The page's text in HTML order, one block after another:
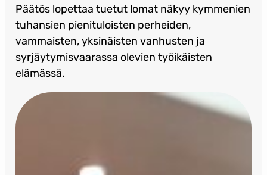
Päätös lopettaa tuetut lomat näkyy kymmenien
tuhansien pienituloisten perheiden,
vammaisten, yksinäisten vanhusten ja
syrjäytymisvaarassa olevien työikäisten
elämässä.